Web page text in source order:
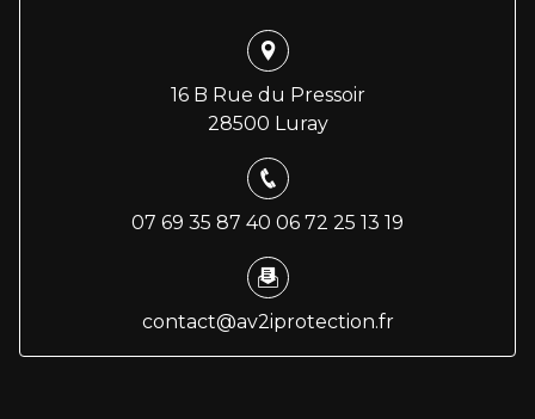
16 B Rue du Pressoir
28500 Luray
07 69 35 87 40 06 72 25 13 19
contact@av2iprotection.fr